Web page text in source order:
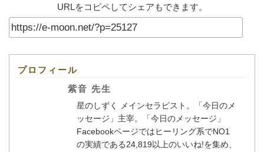
URLをコピペしてシェアもできます。
プロフィール
紫音 先生
星のしずく メインセラピスト。「今日のメ
ッセージ」主宰。「今日のメッセージ」
Facebookページではヒーリング系でNO1
の実績である24,819以上のいいね!を集め、